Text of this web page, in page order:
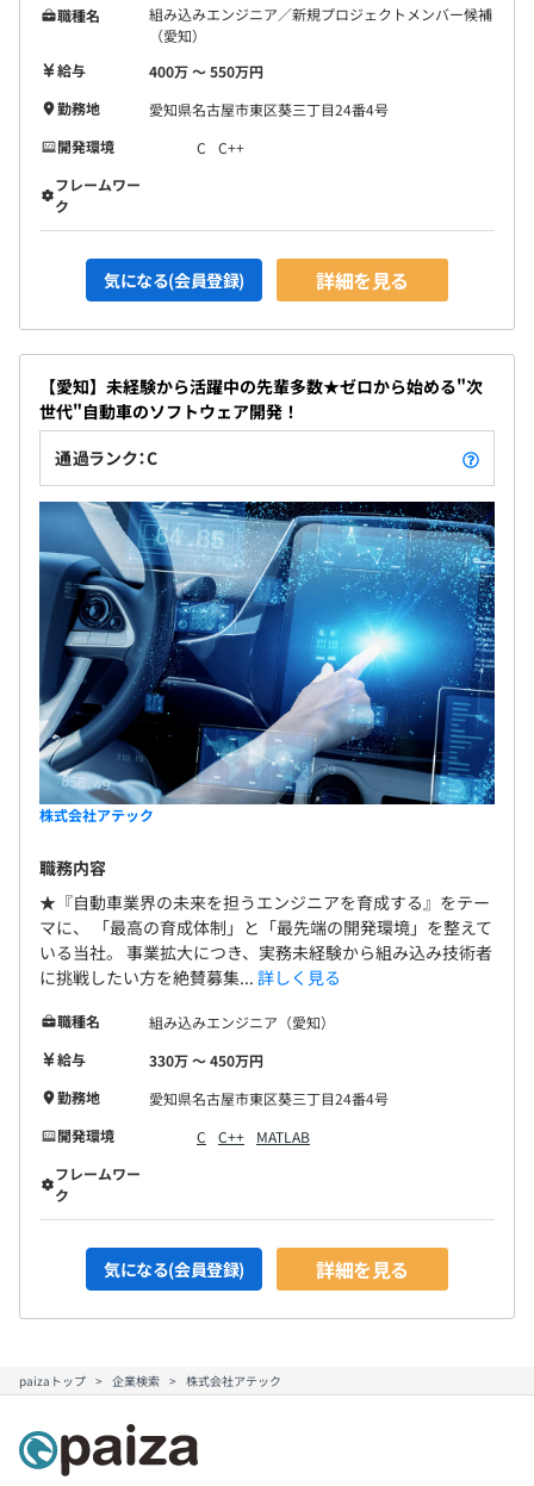
職種名
組み込みエンジニア／新規プロジェクトメンバー候補
（愛知）
給与
400万 〜 550万円
勤務地
愛知県名古屋市東区葵三丁目24番4号
開発環境
C
C++
フレームワー
ク
気になる(会員登録) 詳細を見る
【愛知】未経験から活躍中の先輩多数★ゼロから始める"次
世代"自動車のソフトウェア開発！
通過ランク：C
株式会社アテック
職務内容
★『自動車業界の未来を担うエンジニアを育成する』をテー
マに、 「最高の育成体制」と「最先端の開発環境」を整えて
いる当社。 事業拡大につき、実務未経験から組み込み技術者
に挑戦したい方を絶賛募集... 詳しく見る
職種名
組み込みエンジニア（愛知）
給与
330万 〜 450万円
勤務地
愛知県名古屋市東区葵三丁目24番4号
開発環境
C C++
MATLAB
フレームワー
ク
気になる(会員登録) 詳細を見る
paizaトップ 企業検索 株式会社アテック